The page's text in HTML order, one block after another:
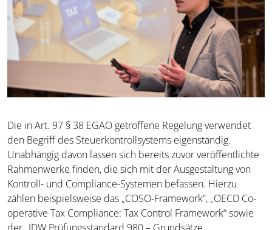
Die in Art. 97 § 38 EGAO getroffene Regelung verwendet
den Begriff des Steuerkontrollsystems eigenständig.
Unabhängig davon lassen sich bereits zuvor veröffentlichte
Rahmenwerke finden, die sich mit der Ausgestaltung von
Kontroll- und Compliance-Systemen befassen. Hierzu
zählen beispielsweise das „COSO-Framework“, „OECD Co-
operative Tax Compliance: Tax Control Framework“ sowie